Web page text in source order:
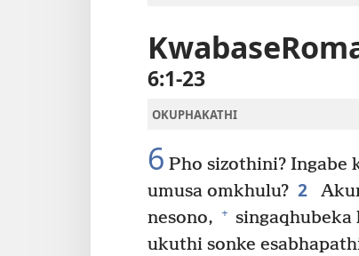
6:1-23
OKUPHAKATHI
6 Pho sizothini? Ingabe
umusa omkhulu? 2
nesono,
+ singaqhubeka
ukuthi sonke